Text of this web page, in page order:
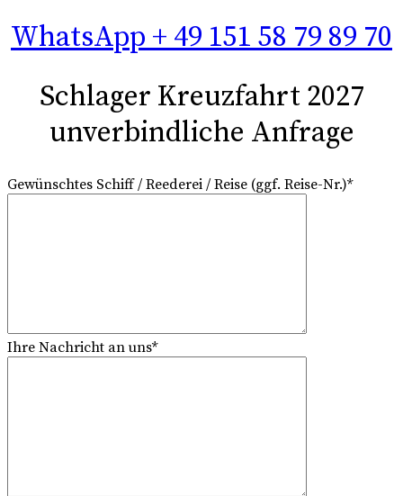
WhatsApp + 49 151 58 79 89 70
Schlager Kreuzfahrt 2027
unverbindliche Anfrage
Gewünschtes Schiff / Reederei / Reise (ggf. Reise-Nr.)*
Ihre Nachricht an uns*